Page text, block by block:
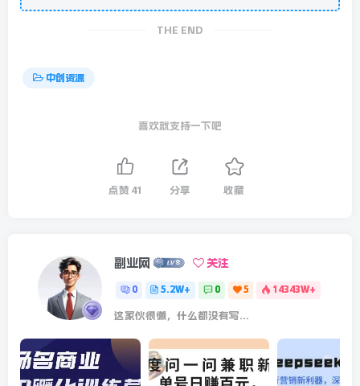
THE END
中创资源
喜欢就支持一下吧
点赞 41 分享 收藏
副业网 关注
0 5.2W+ 0 5 14343W+
这家伙很懒，什么都没有写...